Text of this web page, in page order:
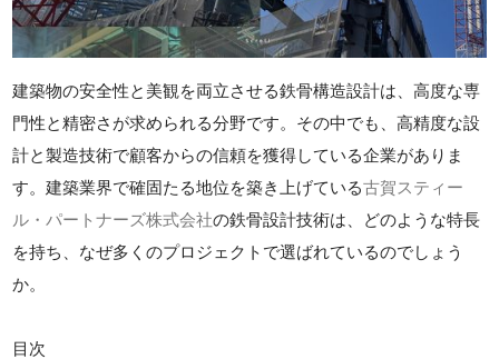
建築物の安全性と美観を両立させる鉄骨構造設計は、高度な専
門性と精密さが求められる分野です。その中でも、高精度な設
計と製造技術で顧客からの信頼を獲得している企業がありま
す。建築業界で確固たる地位を築き上げている古賀スティー
ル・パートナーズ株式会社の鉄骨設計技術は、どのような特長
を持ち、なぜ多くのプロジェクトで選ばれているのでしょう
か。
目次